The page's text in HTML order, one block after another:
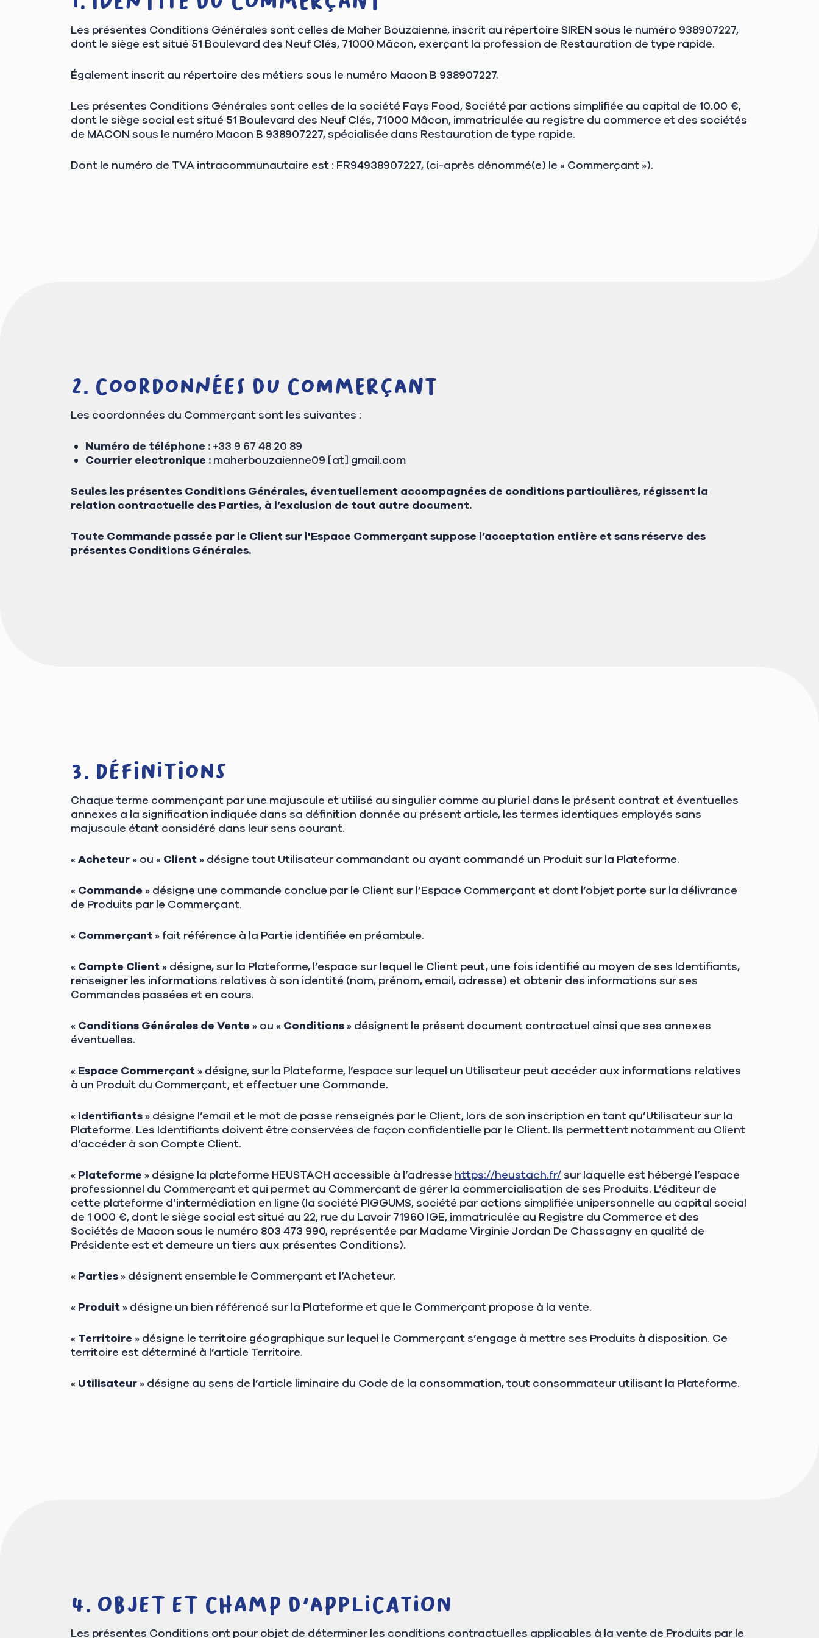
Les présentes Conditions Générales sont celles de Maher Bouzaienne, inscrit au répertoire SIREN sous le numéro 938907227,
dont le siège est situé 51 Boulevard des Neuf Clés, 71000 Mâcon, exerçant la profession de Restauration de type rapide.
Également inscrit au répertoire des métiers sous le numéro Macon B 938907227.
Les présentes Conditions Générales sont celles de la société Fays Food, Société par actions simplifiée au capital de 10.00 €,
dont le siège social est situé 51 Boulevard des Neuf Clés, 71000 Mâcon, immatriculée au registre du commerce et des sociétés
de MACON sous le numéro Macon B 938907227, spécialisée dans Restauration de type rapide.
Dont le numéro de TVA intracommunautaire est : FR94938907227, (ci-après dénommé(e) le « Commerçant »).
Coordonnées du Commerçant
Les coordonnées du Commerçant sont les suivantes :
Numéro de téléphone : +33 9 67 48 20 89
Courrier electronique : maherbouzaienne09 [at] gmail.com
Seules les présentes Conditions Générales, éventuellement accompagnées de conditions particulières, régissent la
relation contractuelle des Parties, à l’exclusion de tout autre document.
Toute Commande passée par le Client sur l'Espace Commerçant suppose l’acceptation entière et sans réserve des
présentes Conditions Générales.
Définitions
Chaque terme commençant par une majuscule et utilisé au singulier comme au pluriel dans le présent contrat et éventuelles
annexes a la signification indiquée dans sa définition donnée au présent article, les termes identiques employés sans
majuscule étant considéré dans leur sens courant.
«Acheteur» ou « Client» désigne tout Utilisateur commandant ou ayant commandé un Produit sur la Plateforme.
« Commande » désigne une commande conclue par le Client sur l’Espace Commerçant et dont l’objet porte sur la délivrance
de Produits par le Commerçant.
« Commerçant» fait référence à la Partie identifiée en préambule.
« Compte Client» désigne, sur la Plateforme, l’espace sur lequel le Client peut, une fois identifié au moyen de ses Identifiants,
renseigner les informations relatives à son identité (nom, prénom, email, adresse) et obtenir des informations sur ses
Commandes passées et en cours.
« Conditions Générales de Vente » ou « Conditions» désignent le présent document contractuel ainsi que ses annexes
éventuelles.
« Espace Commerçant» désigne, sur la Plateforme, l’espace sur lequel un Utilisateur peut accéder aux informations relatives
à un Produit du Commerçant, et effectuer une Commande.
« Identifiants» désigne l’email et le mot de passe renseignés par le Client, lors de son inscription en tant qu’Utilisateur sur la
Plateforme. Les Identifiants doivent être conservées de façon confidentielle par le Client. Ils permettent notamment au Client
d’accéder à son Compte Client.
« Plateforme » désigne la plateforme HEUSTACH accessible à l’adresse https://heustach.fr/sur laquelle est hébergé l’espace
professionnel du Commerçant et qui permet au Commerçant de gérer la commercialisation de ses Produits. L’éditeur de
cette plateforme d’intermédiation en ligne (la société PIGGUMS, société par actions simplifiée unipersonnelle au capital social
de 1 000 €, dont le siège social est situé au 22, rue du Lavoir 71960 IGE, immatriculée au Registre du Commerce et des
Sociétés de Macon sous le numéro 803 473 990, représentée par Madame Virginie Jordan De Chassagny en qualité de
Présidente est et demeure un tiers aux présentes Conditions).
« Parties» désignent ensemble le Commerçant et l’Acheteur.
« Produit» désigne un bien référencé sur la Plateforme et que le Commerçant propose à la vente.
« Territoire » désigne le territoire géographique sur lequel le Commerçant s’engage à mettre ses Produits à disposition. Ce
territoire est déterminé à l’article Territoire.
« Utilisateur» désigne au sens de l’article liminaire du Code de la consommation, tout consommateur utilisant la Plateforme.
Objet et Champ d'application
Les présentes Conditions ont pour objet de déterminer les conditions contractuelles applicables à la vente de Produits par le